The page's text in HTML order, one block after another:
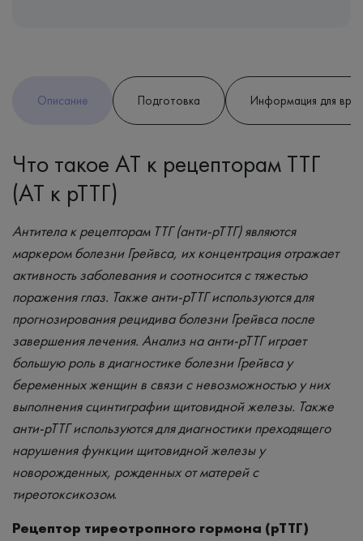
Описание Подготовка Информация для
Что такое АТ к рецепторам ТТГ
(АТ к рТТГ)
Антитела к рецепторам ТТГ (анти-рТТГ) являются
маркером болезни Грейвса, их концентрация отражает
активность заболевания и соотносится с тяжестью
поражения глаз. Также анти-рТТГ используются для
прогнозирования рецидива болезни Грейвса после
завершения лечения. Анализ на анти-рТТГ играет
большую роль в диагностике болезни Грейвса у
беременных женщин в связи с невозможностью у них
выполнения сцинтиграфии щитовидной железы. Также
анти-рТТГ используются для диагностики преходящего
нарушения функции щитовидной железы у
новорожденных, рожденных от матерей с
тиреотоксикозом.
Рецептор тиреотропного гормона (рТТГ)